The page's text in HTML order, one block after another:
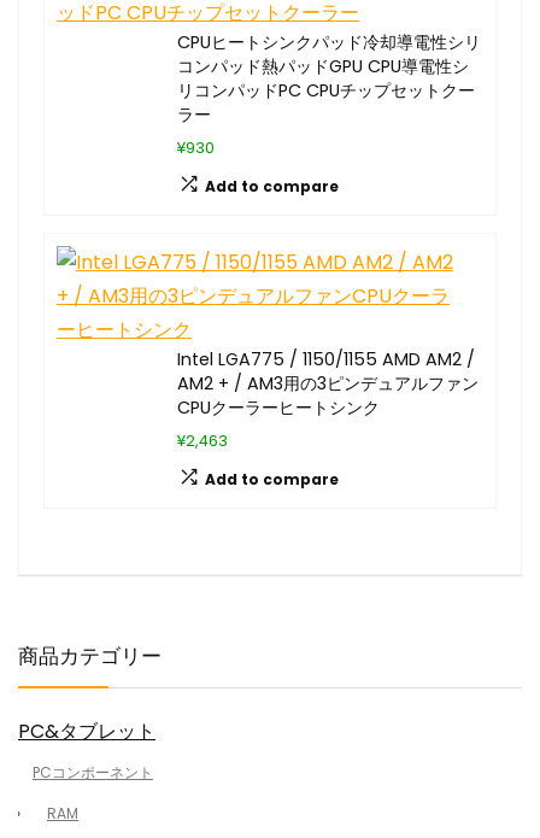
CPUヒートシンクパッド冷却導電性シリ
コンパッド熱パッドGPU CPU導電性シ
リコンパッドPC CPUチップセットクー
ラー
¥930
Add to compare
Intel LGA775 / 1150/1155 AMD AM2 /
AM2 + / AM3用の3ピンデュアルファン
CPUクーラーヒートシンク
¥2,463
Add to compare
商品カテゴリー
PC&タブレット
PCコンポーネント
RAM